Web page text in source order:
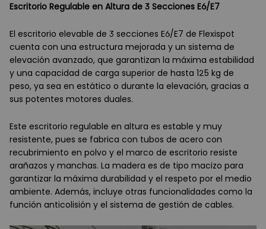
Escritorio Regulable en Altura de 3 Secciones E6/E7
El escritorio elevable de 3 secciones E6/E7 de Flexispot
cuenta con una estructura mejorada y un sistema de
elevación avanzado, que garantizan la máxima estabilidad
y una capacidad de carga superior de hasta 125 kg de
peso, ya sea en estático o durante la elevación, gracias a
sus potentes motores duales.
Este escritorio regulable en altura es estable y muy
resistente, pues se fabrica con tubos de acero con
recubrimiento en polvo y el marco de escritorio resiste
arañazos y manchas. La madera es de tipo macizo para
garantizar la máxima durabilidad y el respeto por el medio
ambiente. Además, incluye otras funcionalidades como la
función anticolisión y el sistema de gestión de cables.